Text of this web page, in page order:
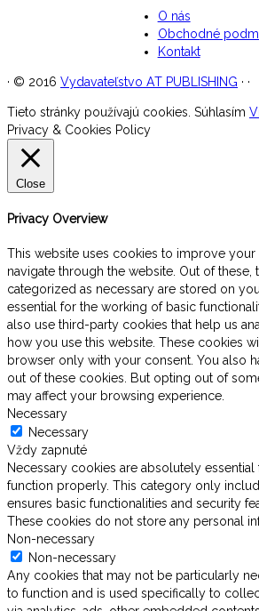
O nás
Obchodné
Kontakt
· © 2016 Vydavateľstvo AT PUBLISHING · ·
Tieto stránky používajú cookies. Súhlasím
Privacy & Cookies Policy
Close
Privacy Overview
This website uses cookies to improve
navigate through the website. Out of these,
categorized as necessary are stored on
essential for the working of basic
also use third-party cookies that help us
how you use this website. These cookies
browser only with your consent. You also
out of these cookies. But opting out of
may affect your browsing experience.
Necessary
Necessary
Vždy zapnuté
Necessary cookies are absolutely
function properly. This category only
ensures basic functionalities and security
These cookies do not store any personal
Non-necessary
Non-necessary
Any cookies that may not be particularly
to function and is used specifically to